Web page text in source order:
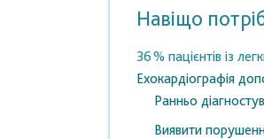
Навіщо
36 % пацієнтів із
Ехокардіографія
Ранньо
Виявити